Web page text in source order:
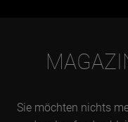
Sie möchten nichts